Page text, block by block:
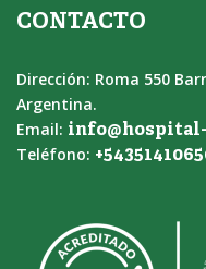
CONTACTO
Dirección: Roma 550
Argentina.
Email:
Teléfono: